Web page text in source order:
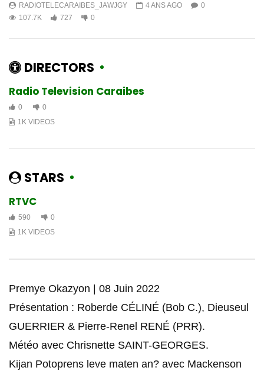
RADIOTELECARAIBES_JAWJGY 4 ANS AGO
0
107.7K
727 0
DIRECTORS
Radio Television Caraibes
0
0
1K VIDEOS
STARS
RTVC
590
0
1K VIDEOS
Premye Okazyon | 08 Juin 2022
Présentation : Roberde CÉLINÉ (Bob C.), Dieuseul
GUERRIER & Pierre-Renel RENÉ (PRR).
Météo avec Chrisnette SAINT-GEORGES.
Kijan Potoprens leve maten an? avec Mackenson